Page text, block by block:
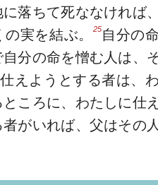
落ちて死ななければ
実を結ぶ。
25自分の
分の命を憎む人は、
えようとする者は、
ころに、わたしに仕
がいれば、父はその